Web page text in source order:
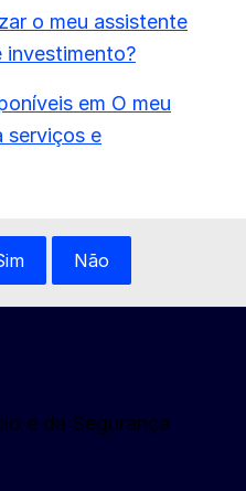
o meu assistente
investimento?
em O meu
serviços e
Não
e da Segurança